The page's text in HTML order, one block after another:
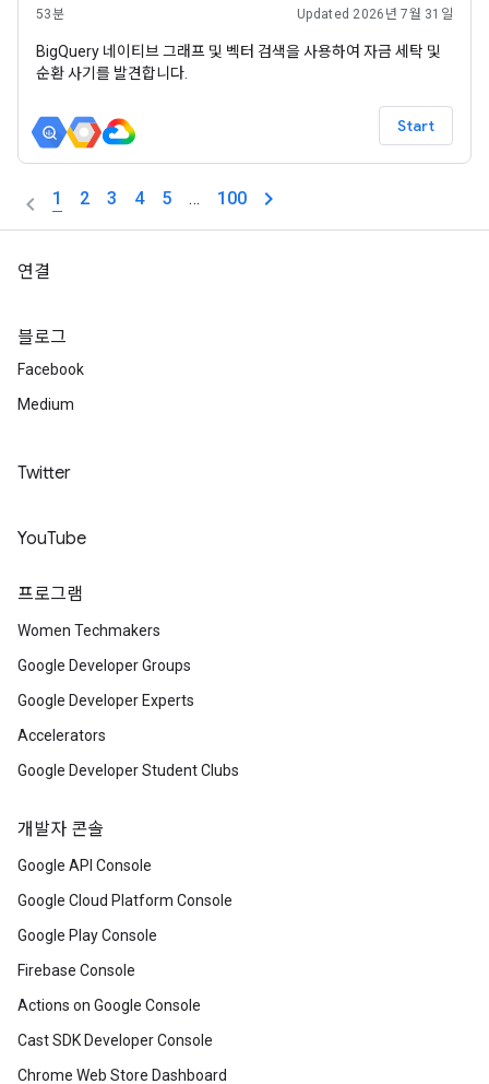
53분 Updated 2026년 7월 31일
BigQuery 네이티브 그래프 및 벡터 검색을 사용하여 자금 세탁 및
순환 사기를 발견합니다.
Start
1 2 3 4 5 … 100
연결
블로그
Facebook
Medium
Twitter
YouTube
프로그램
Women Techmakers
Google Developer Groups
Google Developer Experts
Accelerators
Google Developer Student Clubs
개발자 콘솔
Google API Console
Google Cloud Platform Console
Google Play Console
Firebase Console
Actions on Google Console
Cast SDK Developer Console
Chrome Web Store Dashboard